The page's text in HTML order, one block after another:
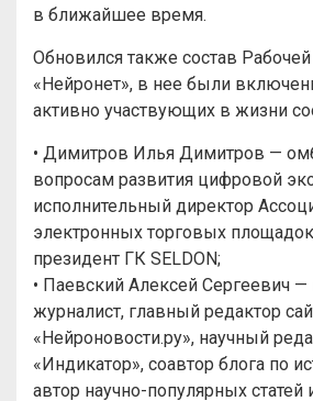
в ближайшее время.
Обновился также состав
«Нейронет», в нее были
активно участвующих в жизни
• Димитров Илья Димитров —
вопросам развития цифровой
исполнительный директор
электронных торговых
президент ГК SELDON;
• Паевский Алексей Сергеевич
журналист, главный редактор
«Нейроновости.ру», научный
«Индикатор», соавтор блога по
автор научно-популярных статей